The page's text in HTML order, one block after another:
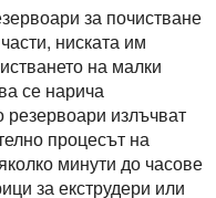
за почистване
ниската им
на малки
се нарича
излъчват
процесът на
минути до часове
за екструдери или